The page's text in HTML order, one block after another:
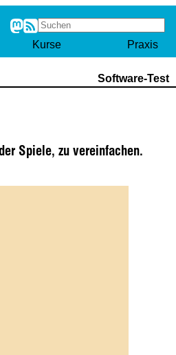
Kurse Praxis
Software-Test
Spiele, zu vereinfachen.